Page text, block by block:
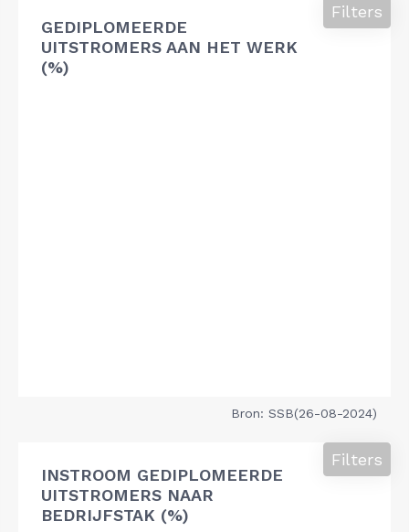
GEDIPLOMEERDE
UITSTROMERS AAN HET WERK
(%)
Filters
Bron: SSB(26-08-2024)
INSTROOM GEDIPLOMEERDE
UITSTROMERS NAAR
BEDRIJFSTAK (%)
Filters